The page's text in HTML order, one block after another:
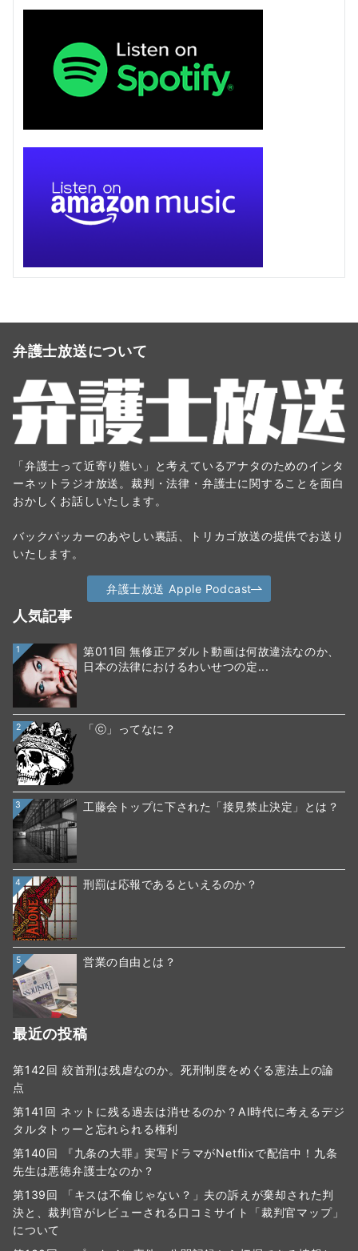
弁護士放送について
「弁護士って近寄り難い」と考えているアナタのためのインタ
ーネットラジオ放送。裁判・法律・弁護士に関することを面白
おかしくお話しいたします。
バックパッカーのあやしい裏話、トリカゴ放送の提供でお送り
いたします。
弁護士放送 Apple Podcast
人気記事
1
第011回 無修正アダルト動画は何故違法なのか、
日本の法律におけるわいせつの定...
2 「ⓒ」ってなに？
3 工藤会トップに下された「接見禁止決定」とは？
4 刑罰は応報であるといえるのか？
5 営業の自由とは？
最近の投稿
第142回 絞首刑は残虐なのか。死刑制度をめぐる憲法上の論
点
第141回 ネットに残る過去は消せるのか？AI時代に考えるデジ
タルタトゥーと忘れられる権利
第140回 『九条の大罪』実写ドラマがNetflixで配信中！九条
先生は悪徳弁護士なのか？
第139回 「キスは不倫じゃない？」夫の訴えが棄却された判
決と、裁判官がレビューされる口コミサイト「裁判官マップ」
について